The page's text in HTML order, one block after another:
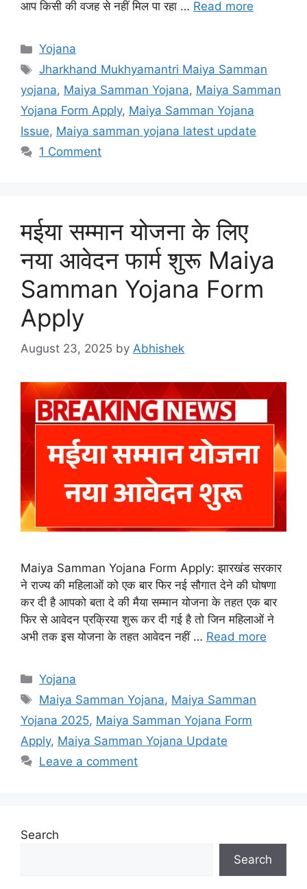
आप किसी की वजह से नहीं मिल पा रहा … Read more
Categories
Yojana
Tags
Jharkhand Mukhyamantri Maiya Samman
yojana, Maiya Samman Yojana, Maiya Samman
Yojana Form Apply, Maiya Samman Yojana
Issue, Maiya samman yojana latest update
1 Comment
मईया सम्मान योजना के लिए
नया आवेदन फार्म शुरू Maiya
Samman Yojana Form
Apply
August 23, 2025 by Abhishek
Maiya Samman Yojana Form Apply: झारखंड सरकार
ने राज्य की महिलाओं को एक बार फिर नई सौगात देने की घोषणा
कर दी है आपको बता दे की मैया सम्मान योजना के तहत एक बार
फिर से आवेदन प्रक्रिया शुरू कर दी गई है तो जिन महिलाओं ने
अभी तक इस योजना के तहत आवेदन नहीं … Read more
Categories
Yojana
Tags
Maiya Samman Yojana, Maiya Samman
Yojana 2025, Maiya Samman Yojana Form
Apply, Maiya Samman Yojana Update
Leave a comment
Search
Search